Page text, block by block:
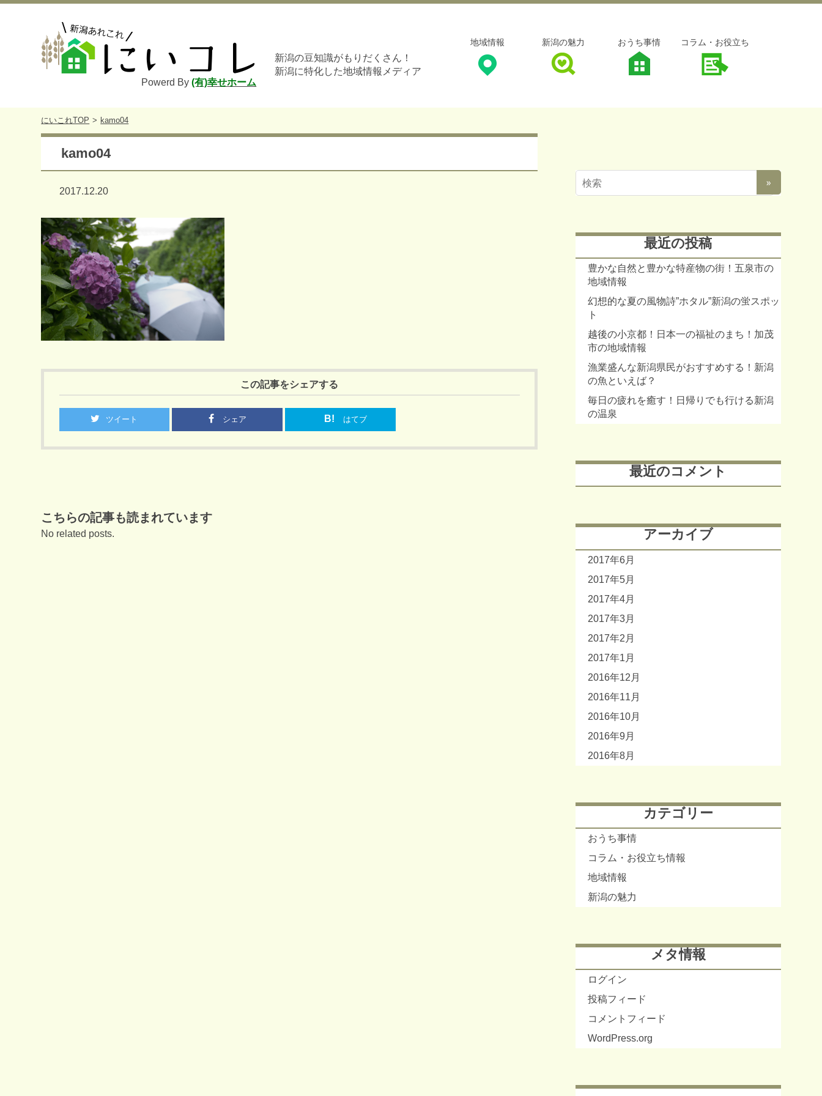
Powerd By(有)幸せホーム
新潟の豆知識がもりだくさん！
新潟に特化した地域情報メディア
地域情報 新潟の魅力 おうち事情 コラム・お役立ち
にいこれTOP kamo04
kamo04
2017.12.20
この記事をシェアする
ツイート シェア B! はてブ
こちらの記事も読まれています
No related posts.
最近の投稿
豊かな自然と豊かな特産物の街！五泉市の
地域情報
幻想的な夏の風物詩”ホタル”新潟の蛍スポッ
ト
越後の小京都！日本一の福祉のまち！加茂
市の地域情報
漁業盛んな新潟県民がおすすめする！新潟
の魚といえば？
毎日の疲れを癒す！日帰りでも行ける新潟
の温泉
最近のコメント
アーカイブ
2017年6月
2017年5月
2017年4月
2017年3月
2017年2月
2017年1月
2016年12月
2016年11月
2016年10月
2016年9月
2016年8月
カテゴリー
おうち事情
コラム・お役立ち情報
地域情報
新潟の魅力
メタ情報
ログイン
投稿フィード
コメントフィード
WordPress.org